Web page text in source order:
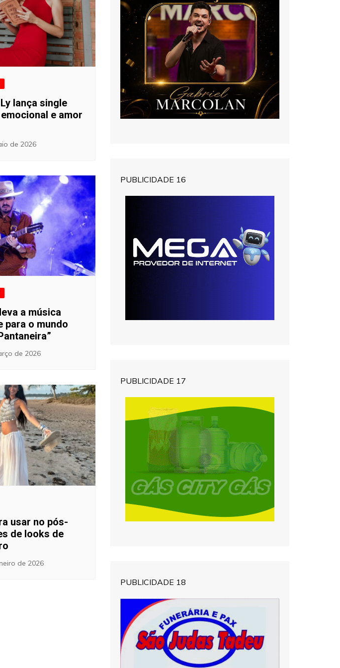
lança single
e amor
de 2026
a música
para o mundo
de 2026
usar no pós-
de looks de
de 2026
PUBLICIDADE 16
PUBLICIDADE 17
PUBLICIDADE 18